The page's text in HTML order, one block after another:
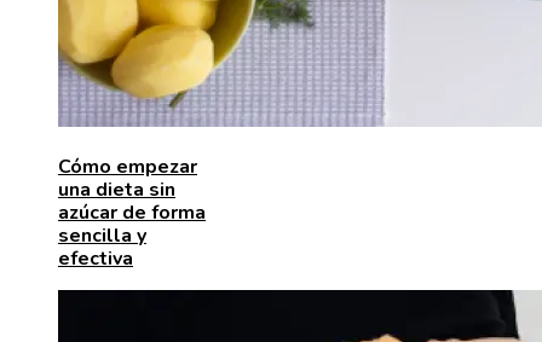
Cómo empezar
una dieta sin
azúcar de forma
sencilla y
efectiva